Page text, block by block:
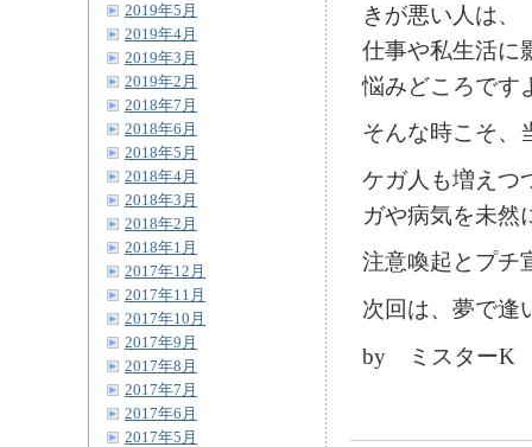
きが悪い人は、
仕事や私生活に
悩みどころです
そんな時こそ、
ケガ人も増えつ
ガや病気を未然
注意喚起とプチ
次回は、夢で逢
by ミスターK
2019年5月
2019年4月
2019年3月
2019年2月
2018年7月
2018年6月
2018年5月
2018年4月
2018年3月
2018年2月
2018年1月
2017年12月
2017年11月
2017年10月
2017年9月
2017年8月
2017年7月
2017年6月
2017年5月